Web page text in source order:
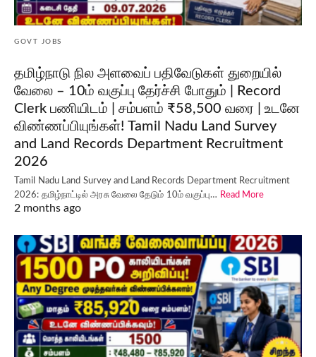
GOVT JOBS
தமிழ்நாடு நில அளவைப் பதிவேடுகள் துறையில்
வேலை – 10ம் வகுப்பு தேர்ச்சி போதும் | Record
Clerk பணியிடம் | சம்பளம் ₹58,500 வரை | உடனே
விண்ணப்பியுங்கள்! Tamil Nadu Land Survey
and Land Records Department Recruitment
2026
Tamil Nadu Land Survey and Land Records Department Recruitment
2026: தமிழ்நாட்டில் அரசு வேலை தேடும் 10ம் வகுப்பு… Read More
2 months ago